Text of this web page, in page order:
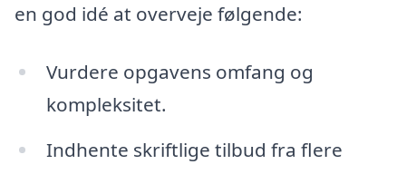
en god idé at overveje følgende:
Vurdere opgavens omfang og
kompleksitet.
Indhente skriftlige tilbud fra flere